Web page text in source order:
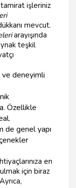
işleriniz
mevcut.
arayışında
teşkil
deneyimli
Özellikle
de genel yapı
en
için biraz